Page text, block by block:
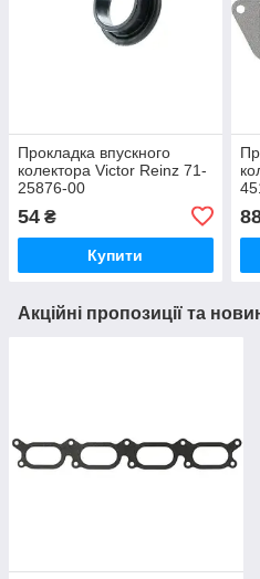
Прокладка впускного
колектора Victor Reinz 71-
25876-00
54 ₴
Купити
Акційні пропозиції та